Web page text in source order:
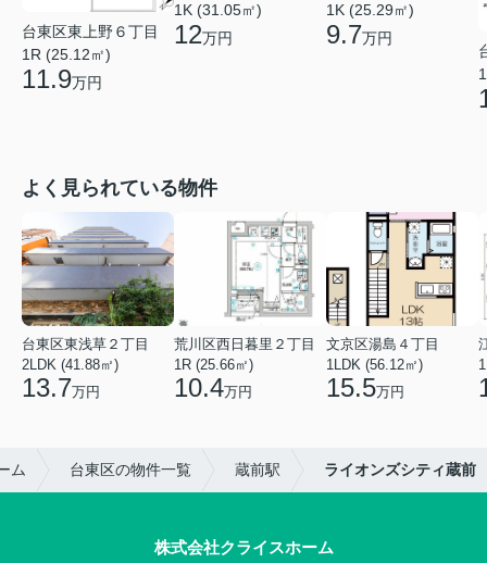
台東区東上野６丁目
1R (25.12㎡)
11.9万円
1K (31.05㎡)
12万円
1K (25.29㎡)
9.7万円
よく見られている物件
台東区東浅草２丁目
2LDK (41.88㎡)
13.7万円
荒川区西日暮里２丁目
1R (25.66㎡)
10.4万円
文京区湯島４丁目
1LDK (56.12㎡)
15.5万円
ム 台東区の物件一覧 蔵前駅 ライオンズシティ蔵前
株式会社クライスホーム